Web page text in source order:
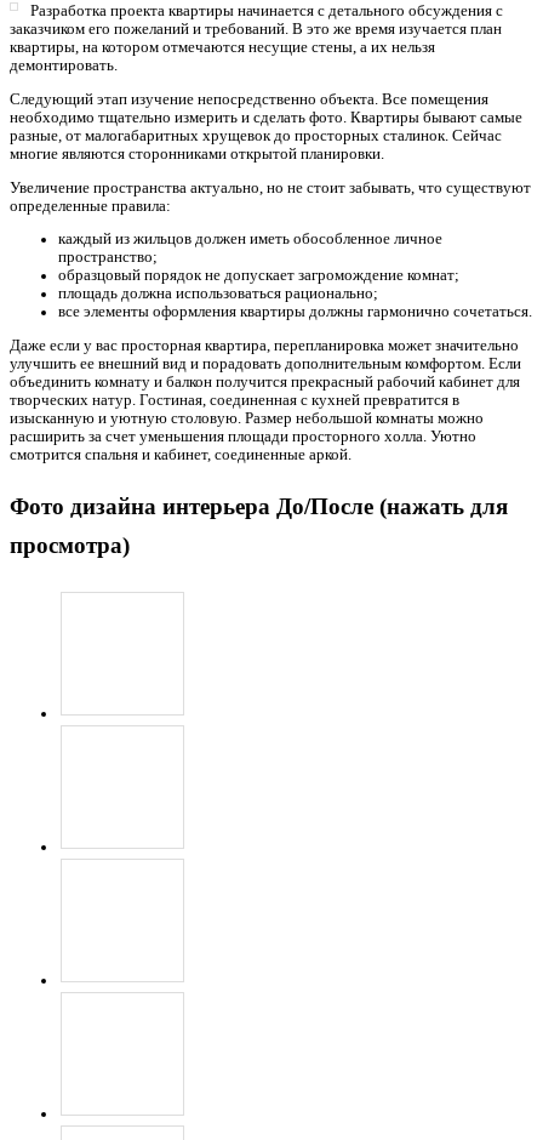
Разработка проекта квартиры начинается с детального обсуждения с
заказчиком его пожеланий и требований. В это же время изучается план
квартиры, на котором отмечаются несущие стены, а их нельзя
демонтировать.
Следующий этап изучение непосредственно объекта. Все помещения
необходимо тщательно измерить и сделать фото. Квартиры бывают самые
разные, от малогабаритных хрущевок до просторных сталинок. Сейчас
многие являются сторонниками открытой планировки.
Увеличение пространства актуально, но не стоит забывать, что существуют
определенные правила:
каждый из жильцов должен иметь обособленное личное
пространство;
образцовый порядок не допускает загромождение комнат;
площадь должна использоваться рационально;
все элементы оформления квартиры должны гармонично сочетаться.
Даже если у вас просторная квартира, перепланировка может значительно
улучшить ее внешний вид и порадовать дополнительным комфортом. Если
объединить комнату и балкон получится прекрасный рабочий кабинет для
творческих натур. Гостиная, соединенная с кухней превратится в
изысканную и уютную столовую. Размер небольшой комнаты можно
расширить за счет уменьшения площади просторного холла. Уютно
смотрится спальня и кабинет, соединенные аркой.
Фото дизайна интерьера До/После (нажать для
просмотра)